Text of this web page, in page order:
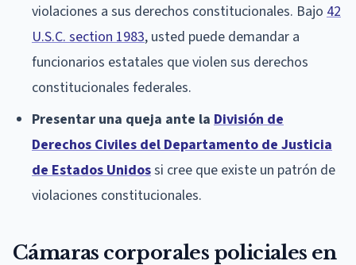
violaciones a sus derechos constitucionales. Bajo 42
U.S.C. section 1983, usted puede demandar a
funcionarios estatales que violen sus derechos
constitucionales federales.
Presentar una queja ante la División de
Derechos Civiles del Departamento de Justicia
de Estados Unidossi cree que existe un patrón de
violaciones constitucionales.
Cámaras corporales policiales en